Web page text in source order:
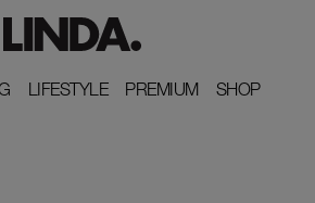
LIFESTYLE
LIFESTYLE PREMIUM
PREMIUM SHOP
SHOP